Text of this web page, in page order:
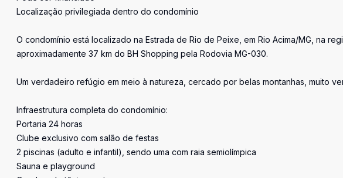
Localização privilegiada dentro do condomínio
O condomínio está localizado na Estrada de Rio de Peixe, em Rio Acima/MG, na
aproximadamente 37 km do BH Shopping pela Rodovia MG-030.
Um verdadeiro refúgio em meio à natureza, cercado por belas montanhas, muito
Infraestrutura completa do condomínio:
Portaria 24 horas
Clube exclusivo com salão de festas
2 piscinas (adulto e infantil), sendo uma com raia semiolímpica
Sauna e playground